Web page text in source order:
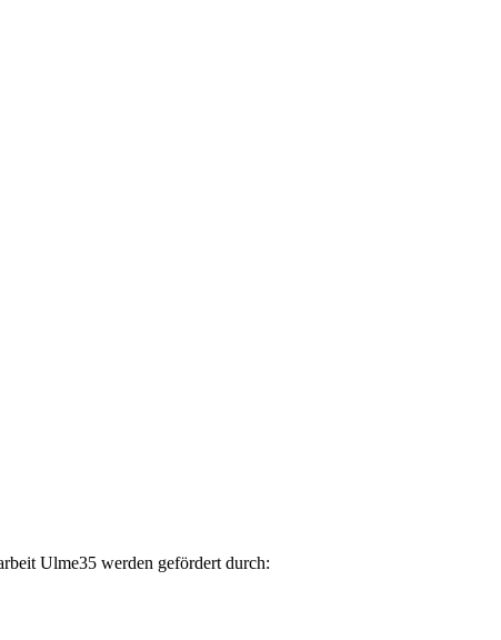
Ulme35 werden gefördert durch: